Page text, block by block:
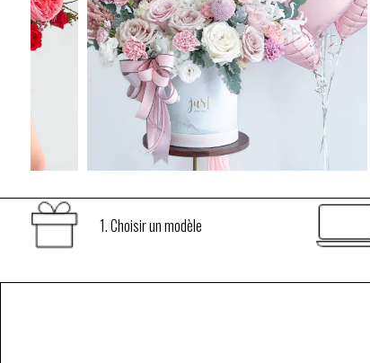
Sac personnalisable

Sac personnalisable

1. Choisir un modèle